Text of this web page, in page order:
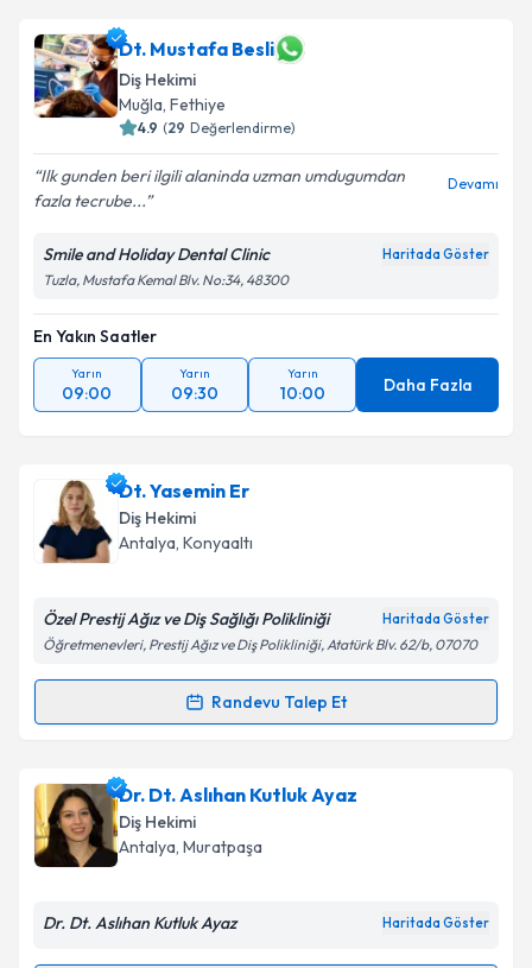
Dt. Mustafa Besli
Diş Hekimi
Muğla, Fethiye
4.9 (29 Değerlendirme)
Ilk gunden beri ilgili alaninda uzman umdugumdan
fazla tecrube...
Devamı
Smile and Holiday Dental Clinic Haritada Göster
Tuzla, Mustafa Kemal Blv. No:34, 48300
En Yakın Saatler
Yarın
09:00
Yarın
09:30
Yarın
10:00 Daha Fazla
Dt. Yasemin Er
Diş Hekimi
Antalya, Konyaaltı
Özel Prestij Ağız ve Diş Sağlığı Polikliniği Haritada Göster
Öğretmenevleri, Prestij Ağız ve Diş Polikliniği, Atatürk Blv. 62/b, 07070
Randevu Talep Et
Randevu Takvimi Talebi
Dt. Yasemin Eriçin randevu takvimi talebi oluşturun.
Size bu uzmandan randevu almanız için bir takvim
hazırlandığında e-posta ile bilgilendireceğiz.
Dr. Dt. Aslıhan Kutluk Ayaz
Diş Hekimi
Antalya, Muratpaşa
Dr. Dt. Aslıhan Kutluk Ayaz Haritada Göster